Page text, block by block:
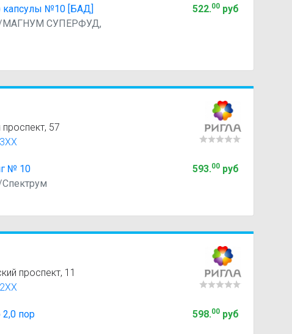
капсулы №10 [БАД]
СУПЕРФУД,
522.00руб
57
№ 10
593.00руб
проспект, 11
пор
598.00руб